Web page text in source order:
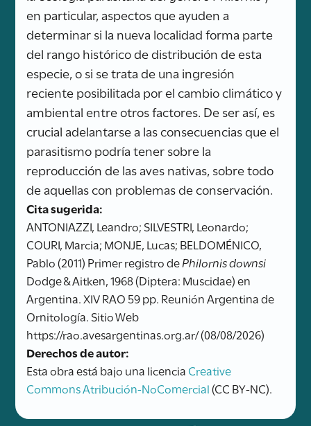
en particular, aspectos que ayuden a
determinar si la nueva localidad forma parte
del rango histórico de distribución de esta
especie, o si se trata de una ingresión
reciente posibilitada por el cambio climático y
ambiental entre otros factores. De ser así, es
crucial adelantarse a las consecuencias que el
parasitismo podría tener sobre la
reproducción de las aves nativas, sobre todo
de aquellas con problemas de conservación.
Cita sugerida:
ANTONIAZZI, Leandro; SILVESTRI, Leonardo;
COURI, Marcia; MONJE, Lucas; BELDOMÉNICO,
Pablo (2011) Primer registro dePhilornis downsi
Dodge & Aitken, 1968 (Diptera: Muscidae) en
Argentina. XIV RAO 59 pp. Reunión Argentina de
Ornitología. Sitio Web
https://rao.avesargentinas.org.ar/ (08/08/2026)
Derechos de autor:
Esta obra está bajo una licencia Creative
Commons Atribución-NoComercial(CC BY-NC).